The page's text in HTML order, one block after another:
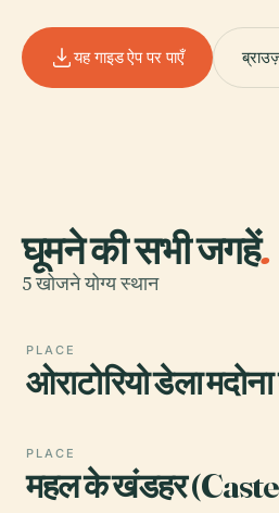
यह गाइड ऐप पर पाएँ
घूमने की सभी जगहें.
5 खोजने योग्य स्थान
PLACE
ओराटोरियो डेला
PLACE
महल के खंडहर